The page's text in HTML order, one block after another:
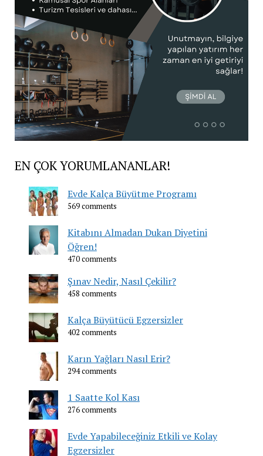
EN ÇOK YORUMLANANLAR!
Evde Kalça Büyütme Programı
569 comments
Kitabını Almadan Dukan Diyetini
Öğren!
470 comments
Şınav Nedir, Nasıl Çekilir?
458 comments
Kalça Büyütücü Egzersizler
402 comments
Karın Yağları Nasıl Erir?
294 comments
1 Saatte Kol Kası
276 comments
Evde Yapabileceğiniz Etkili ve Kolay
Egzersizler